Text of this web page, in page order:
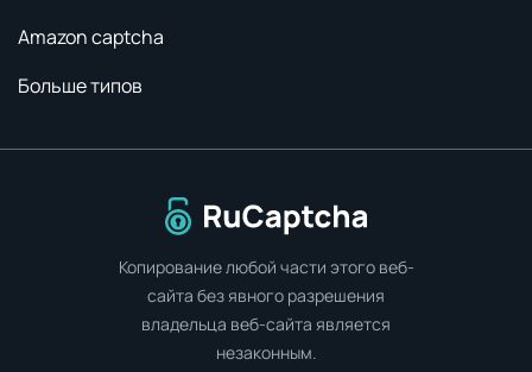
Amazon captcha
Больше типов
Перейти на главную страницу
Копирование любой части этого веб-
сайта без явного разрешения
владельца веб-сайта является
незаконным.